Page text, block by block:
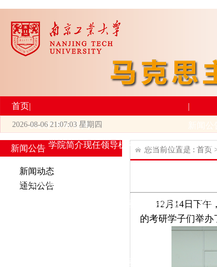
首页|
2026世界杯官网
学院简介现任领导机构设置师资力量
|
研究生培养
学生活动 招生与就业
科
工会活动
2026-08-06 21:07:03 星期四
新闻公告
新闻动态
通知公告
您当前位置是 : 首页
12月14日下午
的考研学子们举办